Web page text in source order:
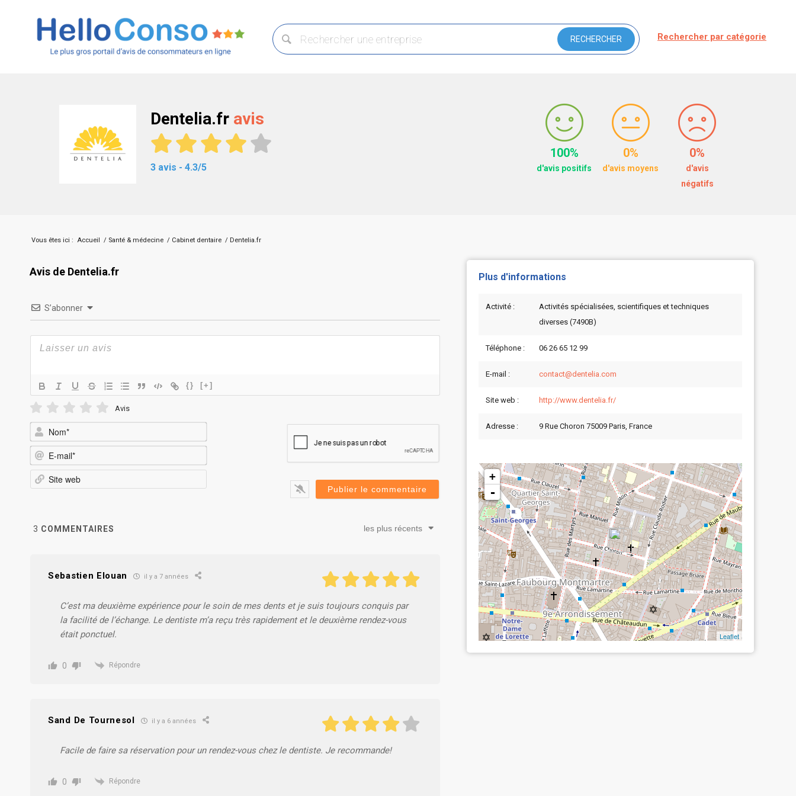
Rechercher par catégorie
Dentelia.fr avis
3 avis - 4.3/5
100%
d'avis positifs
0%
d'avis moyens
0%
d'avis
négatifs
Vous êtes ici : Accueil / Santé & médecine / Cabinet dentaire / Dentelia.fr
Avis de Dentelia.fr
S’abonner
{} [+]
Avis
mail*
3 COMMENTAIRES les plus récents
Sebastien Elouan il y a 7 années
C’est ma deuxième expérience pour le soin de mes dents et je suis toujours conquis par
la facilité de l’échange. Le dentiste m’a reçu très rapidement et le deuxième rendez-vous
était ponctuel.
0 Répondre
Sand De Tournesol il y a 6 années
Facile de faire sa réservation pour un rendez-vous chez le dentiste. Je recommande!
0 Répondre
Plus d'informations
Activité :
Activités spécialisées, scientifiques et techniques
diverses (7490B)
Téléphone : 06 26 65 12 99
E-mail : contact@dentelia.com
Site web : http://www.dentelia.fr/
Adresse : 9 Rue Choron 75009 Paris, France
+
-
Leaflet